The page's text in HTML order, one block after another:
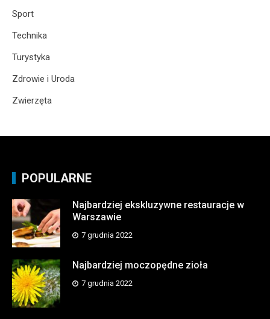
Sport
Technika
Turystyka
Zdrowie i Uroda
Zwierzęta
POPULARNE
Najbardziej ekskluzywne restauracje w
Warszawie
7 grudnia 2022
Najbardziej moczopędne zioła
7 grudnia 2022